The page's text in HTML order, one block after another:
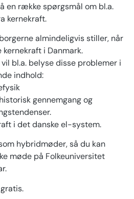
en række spørgsmål om bl.a.
kernekraft.
almindeligvis stiller, når
kernekraft i Danmark.
bl.a. belyse disse problemer i
indhold:
gennemgang og
i det danske el-system.
hybridmøder, så du kan
møde på Folkeuniversitet